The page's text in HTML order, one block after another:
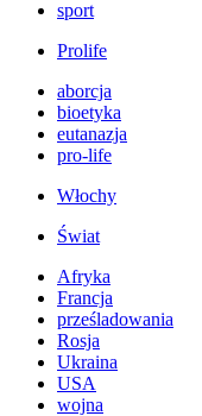
sport
Prolife
aborcja
bioetyka
eutanazja
pro-life
Włochy
Świat
Afryka
Francja
prześladowania
Rosja
Ukraina
USA
wojna